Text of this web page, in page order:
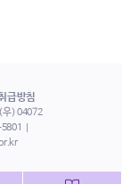
급방침
우) 04072